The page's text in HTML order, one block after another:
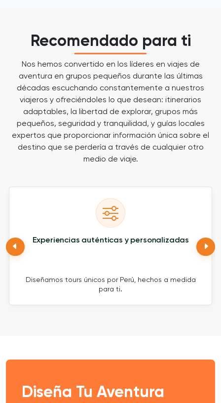
Recomendado para ti
Nos hemos convertido en los líderes en viajes de
aventura en grupos pequeños durante las últimas
décadas escuchando constantemente a nuestros
viajeros y ofreciéndoles lo que desean: itinerarios
adaptables, la libertad de explorar, grupos más
pequeños, seguridad y tranquilidad, y guías locales
expertos que proporcionar información única sobre el
destino que se perdería a través de cualquier otro
medio de viaje.
Experiencias auténticas y personalizadas
Diseñamos tours únicos por Perú, hechos a medida
para ti.
Diseña Tu Aventura